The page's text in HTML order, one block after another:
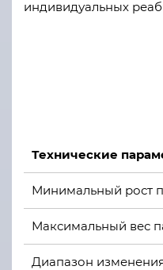
индивидуальных
Технические
Минимальный рост
Максимальный вес
Диапазон